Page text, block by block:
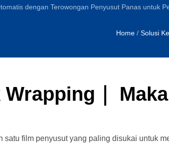
FILM
dengan Terowongan Penyusut Panas untuk
Home / Solusi
｜
satu film penyusut yang paling disukai untuk